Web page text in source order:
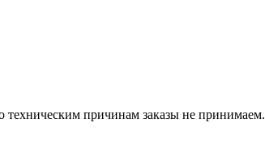
техническим причинам заказы не принимаем.